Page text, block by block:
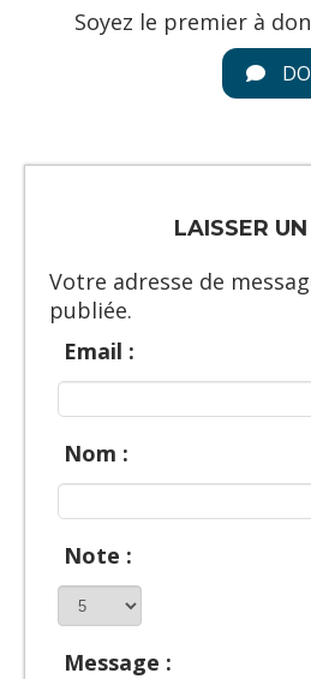
Soyez le premier à
LAISSER
Votre adresse de
publiée.
Email :
Nom :
Note :
Message :